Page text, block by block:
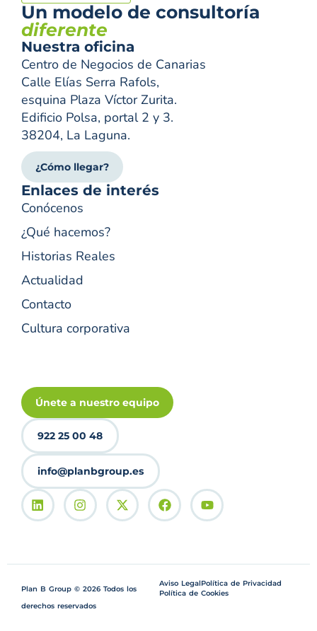
Un modelo de consultoría
diferente
Nuestra oficina
Centro de Negocios de Canarias
Calle Elías Serra Rafols,
esquina Plaza Víctor Zurita.
Edificio Polsa, portal 2 y 3.
38204, La Laguna.
¿Cómo llegar?
Enlaces de interés
Conócenos
¿Qué hacemos?
Historias Reales
Actualidad
Contacto
Cultura corporativa
Únete a nuestro equipo
922 25 00 48
info@planbgroup.es
Plan B Group © 2026 Todos los
derechos reservados
Aviso LegalPolítica de Privacidad
Política de Cookies